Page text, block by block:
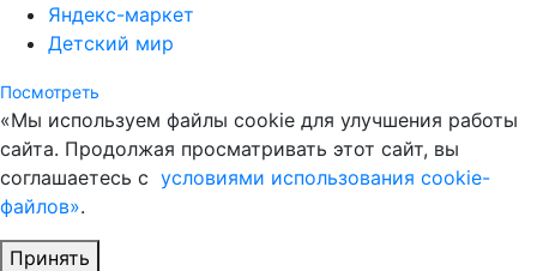
Яндекс-маркет
Детский мир
Посмотреть
«Мы используем файлы cookie для улучшения работы
сайта. Продолжая просматривать этот сайт, вы
соглашаетесь с условиями использования cookie-
файлов».
Принять